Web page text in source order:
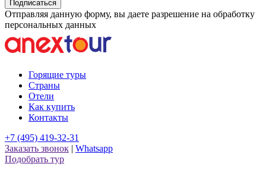
Подписаться
Отправляя данную форму, вы даете разрешение на обработку
персональных данных
Горящие туры
Страны
Отели
Как купить
Контакты
+7 (495) 419-32-31
Заказать звонок | Whatsapp
Подобрать тур